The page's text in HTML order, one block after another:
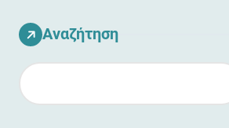
Αναζήτηση